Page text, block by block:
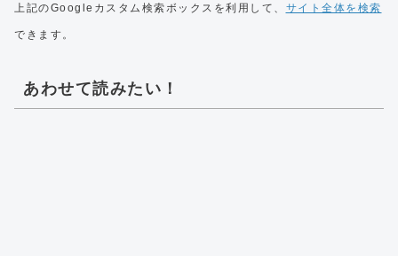
上記のGoogleカスタム検索ボックスを利用して、 サイト全体を検索
できます。
あわせて読みたい！